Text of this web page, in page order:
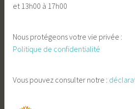
et 13h00 à 17h00
Nous protégeons votre vie privée :
Politique de confidentialité
Vous pouvez consulter notre :